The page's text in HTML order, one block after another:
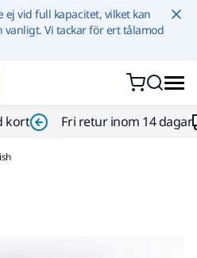
Hoppa till innehållet
ej vid full kapacitet, vilket kan
Vi tackar för ert tålamod
kort Fri retur inom 14 dagar